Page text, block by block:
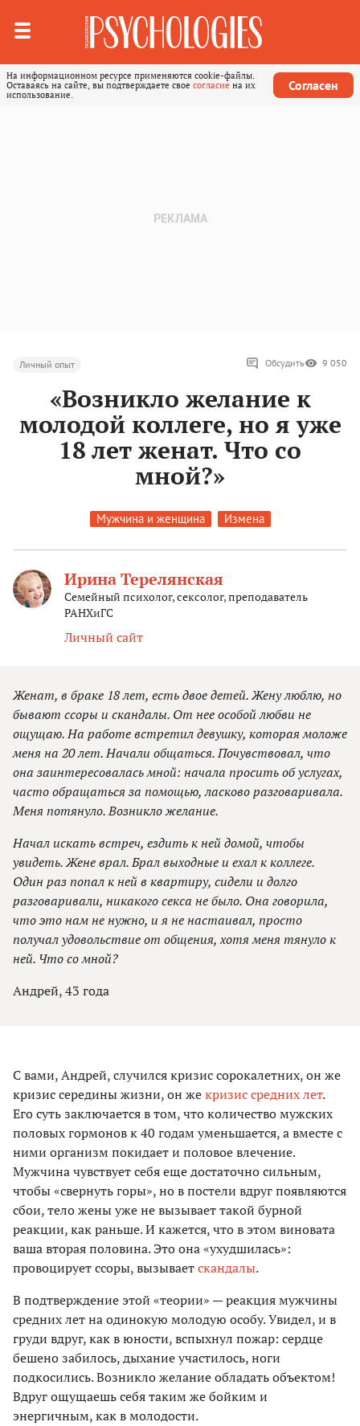
На информационном ресурсе применяются cookie-файлы.
Оставаясь на сайте, вы подтверждаете свое согласие на их
использование.
Согласен
Личный опыт Обсудить 9 050
«Возникло желание к
молодой коллеге, но я уже
18 лет женат. Что со
мной?»
Мужчина и женщина Измена
Ирина Терелянская
Семейный психолог, сексолог, преподаватель
РАНХиГС
Личный сайт
Женат, в браке 18 лет, есть двое детей. Жену люблю, но
бывают ссоры и скандалы. От нее особой любви не
ощущаю. На работе встретил девушку, которая моложе
меня на 20 лет. Начали общаться. Почувствовал, что
она заинтересовалась мной: начала просить об услугах,
часто обращаться за помощью, ласково разговаривала.
Меня потянуло. Возникло желание.
Начал искать встреч, ездить к ней домой, чтобы
увидеть. Жене врал. Брал выходные и ехал к коллеге.
Один раз попал к ней в квартиру, сидели и долго
разговаривали, никакого секса не было. Она говорила,
что это нам не нужно, и я не настаивал, просто
получал удовольствие от общения, хотя меня тянуло к
ней. Что со мной?
Андрей, 43 года
С вами, Андрей, случился кризис сорокалетних, он же
кризис середины жизни, он жекризис средних лет.
Его суть заключается в том, что количество мужских
половых гормонов к 40 годам уменьшается, а вместе с
ними организм покидает и половое влечение.
Мужчина чувствует себя еще достаточно сильным,
чтобы «свернуть горы», но в постели вдруг появляются
сбои, тело жены уже не вызывает такой бурной
реакции, как раньше. И кажется, что в этом виновата
ваша вторая половина. Это она «ухудшилась»:
провоцирует ссоры, вызываетскандалы.
В подтверждение этой «теории» — реакция мужчины
средних лет на одинокую молодую особу. Увидел, и в
груди вдруг, как в юности, вспыхнул пожар: сердце
бешено забилось, дыхание участилось, ноги
подкосились. Возникло желание обладать объектом!
Вдруг ощущаешь себя таким же бойким и
энергичным, как в молодости.